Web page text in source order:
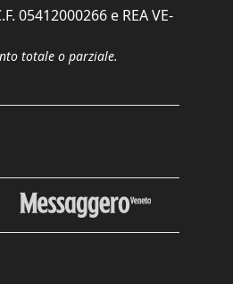
05412000266 e REA VE-
totale o parziale.